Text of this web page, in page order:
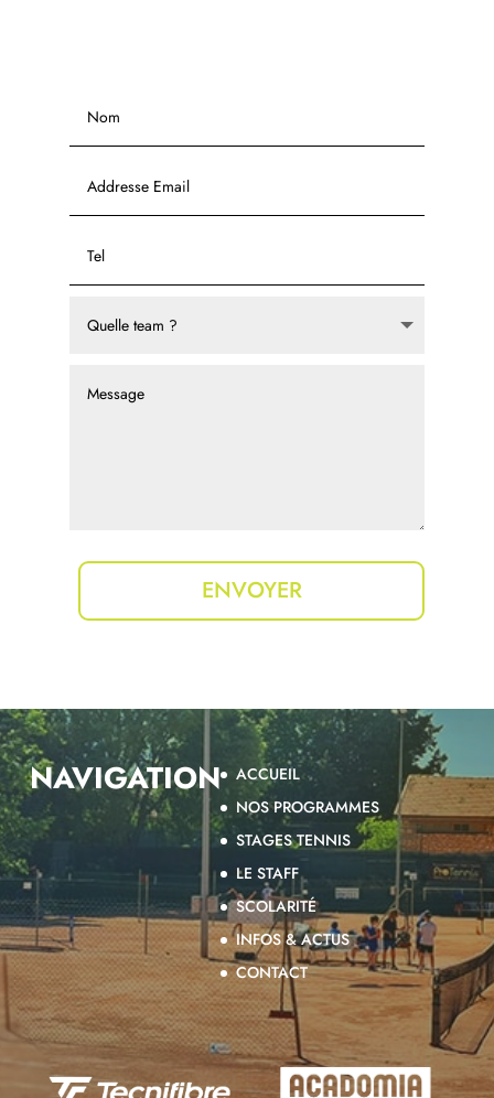
ENVOYER
NAVIGATION
ACCUEIL
NOS PROGRAMMES
STAGES TENNIS
LE STAFF
SCOLARITÉ
INFOS & ACTUS
CONTACT